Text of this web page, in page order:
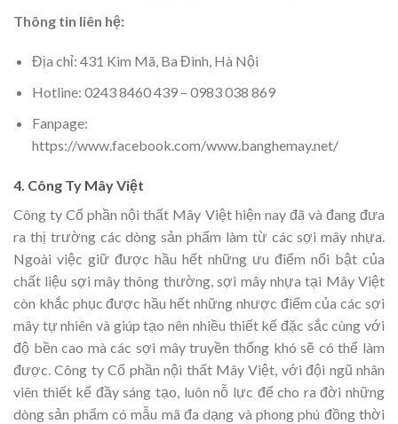
Thông tin liên hệ:
Địa chỉ: 431 Kim Mã, Ba Đình, Hà Nội
Hotline: 0243 8460 439 – 0983 038 869
Fanpage:
https://www.facebook.com/www.banghemay.net/
4. Công Ty Mây Việt
Công ty Cổ phần nội thất Mây Việt hiện nay đã và đang đưa
ra thị trường các dòng sản phẩm làm từ các sợi mây nhựa.
Ngoài việc giữ được hầu hết những ưu điểm nổi bật của
chất liệu sợi mây thông thường, sợi mây nhựa tại Mây Việt
còn khắc phục được hầu hết những nhược điểm của các sợi
mây tự nhiên và giúp tạo nên nhiều thiết kế đặc sắc cùng với
độ bền cao mà các sợi mây truyền thống khó sẽ có thể làm
được. Công ty Cổ phần nội thất Mây Việt, với đội ngũ nhân
viên thiết kế đầy sáng tạo, luôn nỗ lực để cho ra đời những
dòng sản phẩm có mẫu mã đa dạng và phong phú đồng thời